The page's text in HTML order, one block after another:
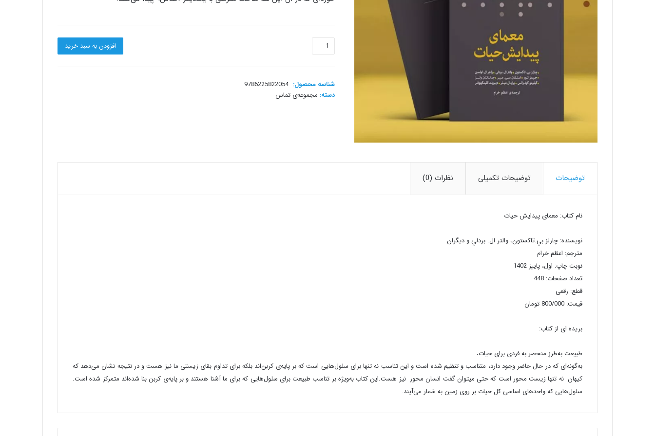
معمای
پیدایش
افزودن به سبد خرید
شناسه محصول: 9786225822054
دسته: مجموعه‌ی تماس
توضیحات توضیحات تکمیلی نظرات (0)
نام کتاب: معمای پیدایش حیات
نویسنده: چارلز بي.تاکستون، والتر ال. بردلي و دیگران
مترجم: اعظم خرام
نوبت چاپ: اول، پاییز 1402
تعداد صفحات: 448
قطع: رقعی
قیمت: 800/000 تومان
بریده ای از کتاب:
طبیعت به‌طرز‌ِ منحصر به فردی برای حیات،
به‌گونه‌ای که در حال حاضر وجود دارد، متناسب و تنظیم ‌شده است و این تناسب نه تنها برای سلول‌هایی است که بر پایه‌ی کربن‌اند بلکه برای تداوم بقای زیستی ما نیز هست و در نتیجه نشان می‌دهد که
کیهان نه تنها زیست محور است که حتی میتوان گفت انسان محور نیز هست.این کتاب به‌ویژه بر تناسب طبیعت برای سلول‌هایی که برای ما آشنا هستند و بر پایه‌ی کربن بنا شده‌اند متمرکز شده است.
سلول‌هایی که واحدهای اساسی کل حیات بر روی زمین به شمار می‌آیند.